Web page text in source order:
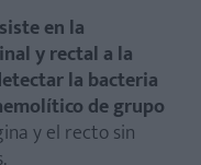
en la
y rectal a la
la bacteria
de grupo
y el recto sin